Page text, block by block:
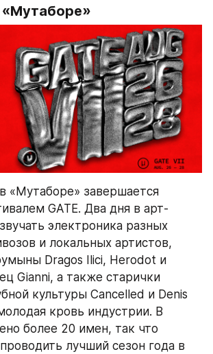
«Мутаборе»
«Мутаборе» завершается
GATE. Два дня в арт-
электроника разных
и локальных артистов,
Dragos Ilici, Herodot и
Gianni, а также старички
культуры Cancelled и Denis
кровь индустрии. В
более 20 имен, так что
лучший сезон года в